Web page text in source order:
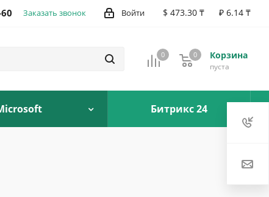
$ 473.30 ₸ ₽ 6.14 ₸
Войти
Заказать звонок
0 Корзина
0
пуста
0
Битрикс 24